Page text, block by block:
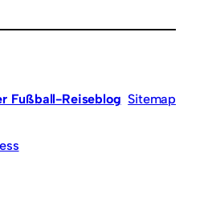
Fußball-Reiseblog Sitemap